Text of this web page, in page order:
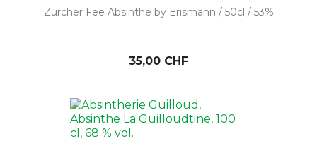
Zürcher Fee Absinthe by Erismann / 50cl / 53%
35,00 CHF